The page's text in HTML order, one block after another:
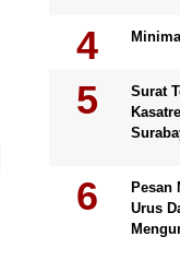
Surat
Pesan
Urus